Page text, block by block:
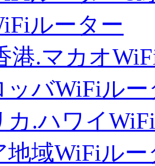
ルーター
港.マカオ
ッバWiFiルー
カ.ハワイ
地域WiFiルー